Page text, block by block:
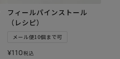
フィールパインストール
（レシピ）
メール便10個まで可
¥110税込